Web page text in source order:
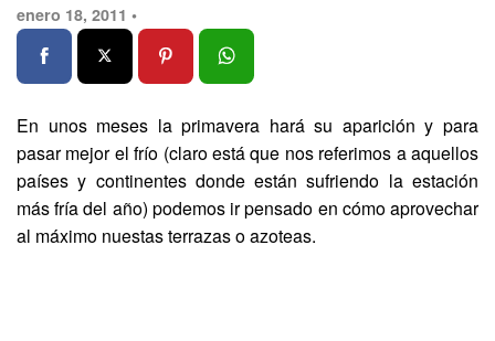
enero 18, 2011 •
En unos meses la primavera hará su aparición y para
pasar mejor el frío (claro está que nos referimos a aquellos
países y continentes donde están sufriendo la estación
más fría del año) podemos ir pensado en cómo aprovechar
al máximo nuestas terrazas o azoteas.